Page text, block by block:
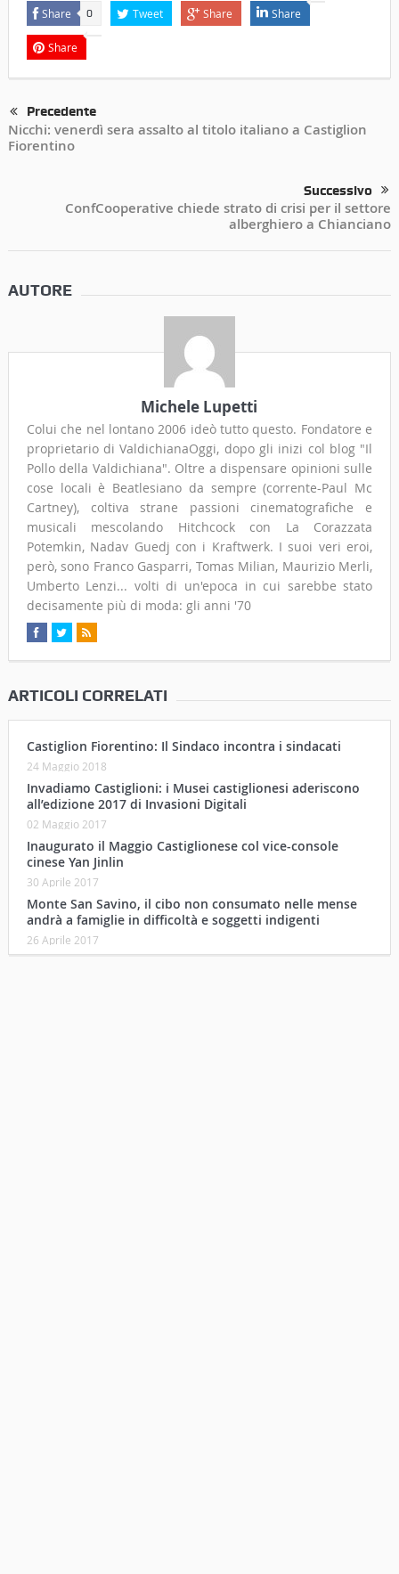
Share 0 Tweet Share Share
Share
Precedente
Nicchi: venerdì sera assalto al titolo italiano a Castiglion
Fiorentino
Successivo
ConfCooperative chiede strato di crisi per il settore
alberghiero a Chianciano
AUTORE
Michele Lupetti
Colui che nel lontano 2006 ideò tutto questo. Fondatore e
proprietario di ValdichianaOggi, dopo gli inizi col blog "Il
Pollo della Valdichiana". Oltre a dispensare opinioni sulle
cose locali è Beatlesiano da sempre (corrente-Paul Mc
Cartney), coltiva strane passioni cinematografiche e
musicali mescolando Hitchcock con La Corazzata
Potemkin, Nadav Guedj con i Kraftwerk. I suoi veri eroi,
però, sono Franco Gasparri, Tomas Milian, Maurizio Merli,
Umberto Lenzi... volti di un'epoca in cui sarebbe stato
decisamente più di moda: gli anni '70
ARTICOLI CORRELATI
Castiglion Fiorentino: Il Sindaco incontra i sindacati
24 Maggio 2018
Invadiamo Castiglioni: i Musei castiglionesi aderiscono
all’edizione 2017 di Invasioni Digitali
02 Maggio 2017
Inaugurato il Maggio Castiglionese col vice-console
cinese Yan Jinlin
30 Aprile 2017
Monte San Savino, il cibo non consumato nelle mense
andrà a famiglie in difficoltà e soggetti indigenti
26 Aprile 2017